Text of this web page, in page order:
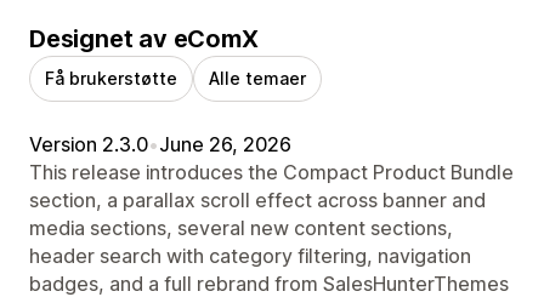
Designet av eComX
Få brukerstøtte Alle temaer
Version 2.3.0•June 26, 2026
This release introduces the Compact Product Bundle
section, a parallax scroll effect across banner and
media sections, several new content sections,
header search with category filtering, navigation
badges, and a full rebrand from SalesHunterThemes